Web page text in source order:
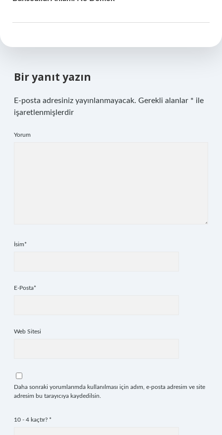
Bir yanıt yazın
E-posta adresiniz yayınlanmayacak. Gerekli alanlar * ile
işaretlenmişlerdir
Yorum
İsim*
E-Posta*
Web Sitesi
Daha sonraki yorumlarımda kullanılması için adım, e-posta adresim ve site
adresim bu tarayıcıya kaydedilsin.
10 - 4 kaçtır? *